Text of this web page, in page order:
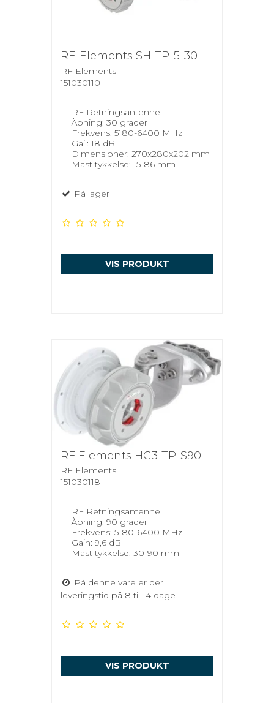
RF-Elements SH-TP-5-30
RF Elements
151030110
RF Retningsantenne
Åbning: 30 grader
Frekvens: 5180-6400 MHz
Gail: 18 dB
Dimensioner: 270x280x202 mm
Mast tykkelse: 15-86 mm
På lager
VIS PRODUKT
RF Elements HG3-TP-S90
RF Elements
151030118
RF Retningsantenne
Åbning: 90 grader
Frekvens: 5180-6400 MHz
Gain: 9,6 dB
Mast tykkelse: 30-90 mm
På denne vare er der
leveringstid på 8 til 14 dage
VIS PRODUKT